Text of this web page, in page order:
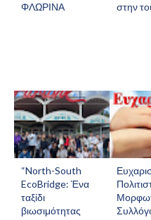
ΦΛΩΡΙΝΑ
στην
“North-South
EcoBridge: Ένα
ταξίδι
βιωσιμότητας